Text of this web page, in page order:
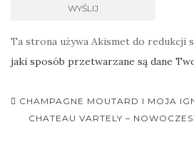
Ta strona używa Akismet do redukcji
jaki sposób przetwarzane są dane
Nawigacja
postu
CHAMPAGNE MOUTARD I MOJA
CHATEAU VARTELY –